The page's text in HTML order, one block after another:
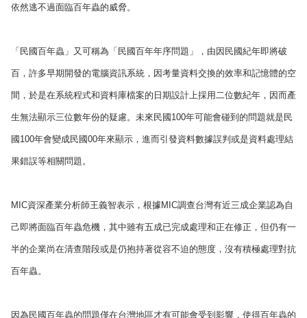
依然逃不過面臨百年蟲的威脅。
「民國百年蟲」又可稱為「民國百年年序問題」，由因民國紀年即將破
百，許多早期開發的電腦資訊系統，因考量資料交換的效率和記憶體的空
間，於是在系統程式和資料庫檔案的日期設計上採用二位數紀年，因而產
生無法顯示三位數年份的疑慮。未來民國 100年可能會碰到的問題就是民
國 100年會變成民國00年來顯示，進而引發資料數據誤判或是資料處理結
果錯誤等相關問題。
MIC資深產業分析師王義智表示，根據MIC調查台灣有近三成企業認為自
己即將面臨百年蟲危機，其中雖有五成已完成處理和正在修正，但仍有一
半的企業尚在清查階段或是仍抱持著從容不迫的態度，沒有積極處理對抗
百年蟲。
因為民國百年蟲的問題僅在台灣地區才有可能會受到影響，使得百年蟲的